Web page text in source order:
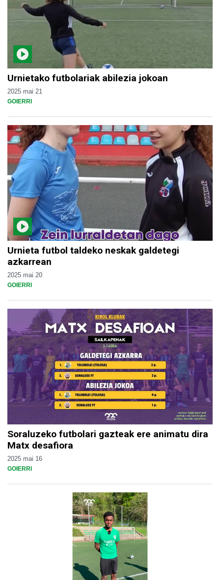
Urnietako futbolariak abilezia jokoan
2025 mai 21
GOIERRI
Urnieta futbol taldeko neskak galdetegi
azkarrean
2025 mai 20
GOIERRI
Soraluzeko futbolari gazteak ere animatu dira
Matx desafiora
2025 mai 16
GOIERRI